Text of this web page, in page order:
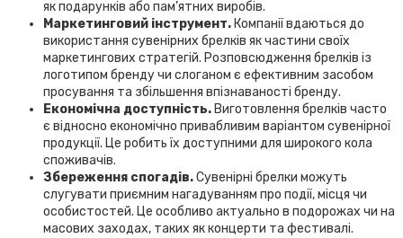
як подарунків або пам’ятних виробів.
Маркетинговий інструмент. Компанії вдаються до
використання сувенірних брелків як частини своїх
маркетингових стратегій. Розповсюдження брелків із
логотипом бренду чи слоганом є ефективним засобом
просування та збільшення впізнаваності бренду.
Економічна доступність. Виготовлення брелків часто
є відносно економічно привабливим варіантом сувенірної
продукції. Це робить їх доступними для широкого кола
споживачів.
Збереження спогадів.Сувенірні брелки можуть
слугувати приємним нагадуванням про події, місця чи
особистостей. Це особливо актуально в подорожах чи на
масових заходах, таких як концерти та фестивалі.